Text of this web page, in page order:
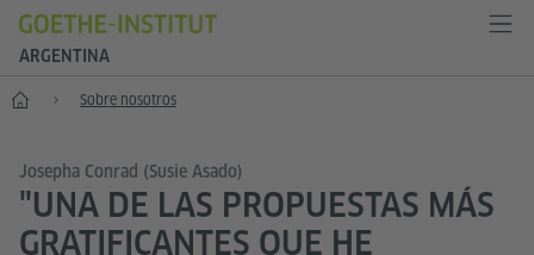
ARGENTINA
Inicio Sobre nosotros
Josepha Conrad (Susie Asado)
"UNA DE LAS PROPUESTAS MÁS
GRATIFICANTES QUE HE